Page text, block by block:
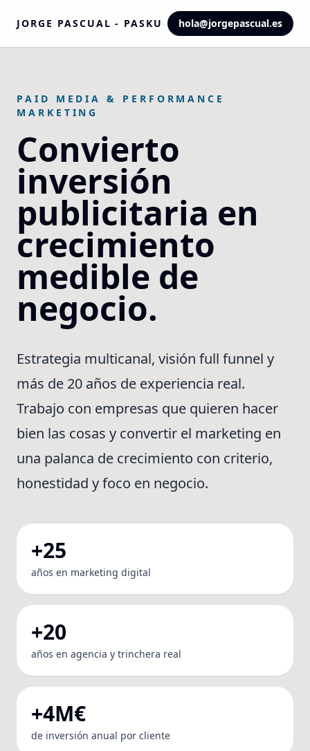
JORGE PASCUAL - PASKU hola@jorgepascual.es
PAID MEDIA & PERFORMANCE
MARKETING
Convierto
inversión
publicitaria en
crecimiento
medible de
negocio.
Estrategia multicanal, visión full funnel y
más de 20 años de experiencia real.
Trabajo con empresas que quieren hacer
bien las cosas y convertir el marketing en
una palanca de crecimiento con criterio,
honestidad y foco en negocio.
+25
años en marketing digital
+20
años en agencia y trinchera real
+4M€
de inversión anual por cliente